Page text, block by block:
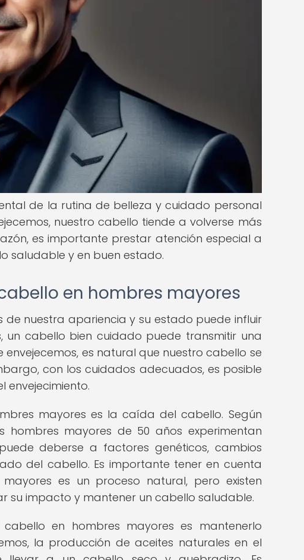
de la rutina de belleza y cuidado personal
nuestro cabello tiende a volverse más
es importante prestar atención especial a
saludable y en buen estado.
en hombres mayores
de nuestra apariencia y su estado puede influir
un cabello bien cuidado puede transmitir una
es natural que nuestro cabello se
con los cuidados adecuados, es posible
envejecimiento.
mayores es la caída del cabello. Según
hombres mayores de 50 años experimentan
deberse a factores genéticos, cambios
del cabello. Es importante tener en cuenta
es un proceso natural, pero existen
su impacto y mantener un cabello saludable.
en hombres mayores es mantenerlo
la producción de aceites naturales en el